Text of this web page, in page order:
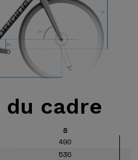
du cadre
S
490
530